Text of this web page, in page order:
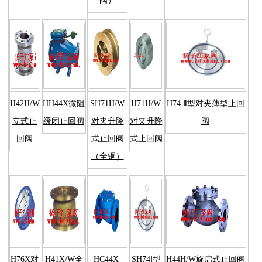
H42H/W
立式止
回阀
HH44X微阻
缓闭止回阀
SH71H/W
对夹升降
式止回阀
（全铜）
H71H/W
对夹升降
式止回阀
H74 Ⅱ型对夹薄型止回
阀
H76X对
H41X/W全
HC44X-
SH74Ⅰ型
H44H/W旋启式止回阀